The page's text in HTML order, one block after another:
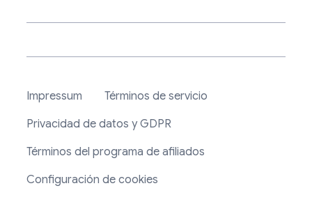
Impressum
Términos de servicio
Privacidad de datos y GDPR
Términos del programa de afiliados
Configuración de cookies